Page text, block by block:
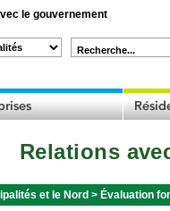
le gouvernement
Recherche...
Relations
et le Nord > Évaluation